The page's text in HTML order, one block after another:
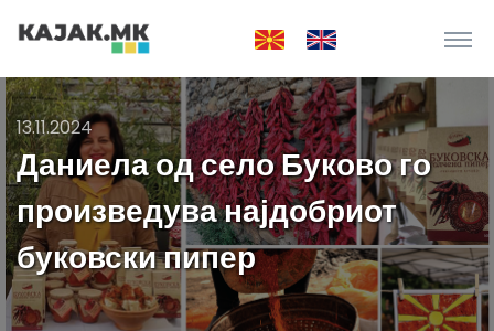
13.11.2024
Даниела од село Буково го
произведува најдобриот
буковски пипер